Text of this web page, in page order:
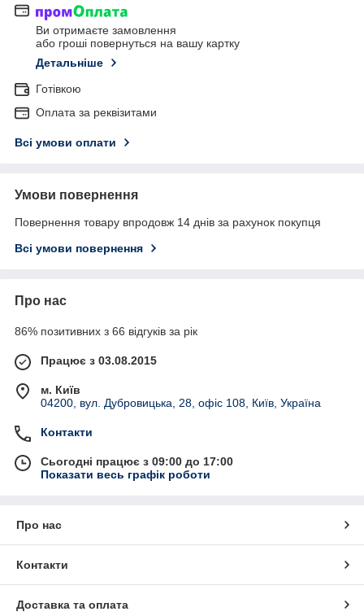
Ви отримаєте замовлення
або гроші повернуться на вашу картку
Детальніше
Готівкою
Оплата за реквізитами
Всі умови оплати
Умови повернення
Повернення товару впродовж 14 днів за рахунок покупця
Всі умови повернення
Про нас
86% позитивних з 66 відгуків за рік
Працює з 03.08.2015
м. Київ
04200, вул. Дубровицька, 28, офіс 108, Київ, Україна
Контакти
Сьогодні працює з 09:00 до 17:00
Показати весь графік роботи
Про нас
Контакти
Доставка та оплата